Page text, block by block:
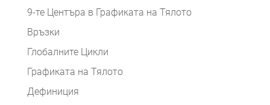
9-те Центъра в Графиката на Тялото
Връзки
Глобалните Цикли
Графиката на Тялото
Дефиниция